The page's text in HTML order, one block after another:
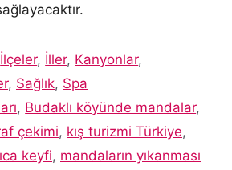
İlçeler, İller, Kanyonlar,
, Sağlık, Spa
, Budaklı köyünde mandalar,
çekimi, kış turizmi Türkiye,
keyfi, mandaların yıkanması